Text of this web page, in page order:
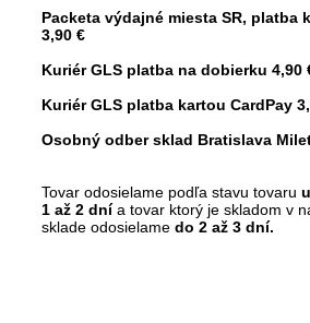
Packeta výdajné miesta SR, platba
3,90 €
Kuriér GLS platba na dobierku 4,90
Kuriér GLS platba kartou CardPay
Osobný odber sklad Bratislava
Tovar odosielame podľa stavu tovaru
1 až 2 dnía tovar ktorý je skladom v
sklade odosielame do 2 až 3 dní.